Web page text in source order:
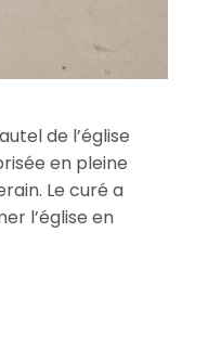
de l’église
en pleine
Le curé a
l’église en